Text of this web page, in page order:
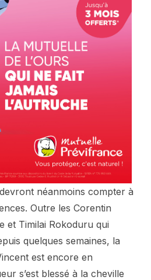
néanmoins compter à
Outre les Corentin
et Timilai Rokoduru qui
quelques semaines, la
est encore en
s’est blessé à la cheville